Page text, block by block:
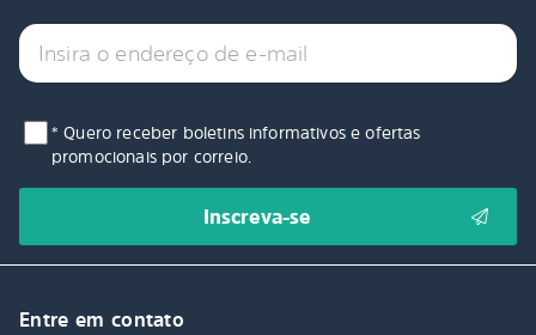
* Quero receber boletins informativos e ofertas
promocionais por correio.
Entre em contato